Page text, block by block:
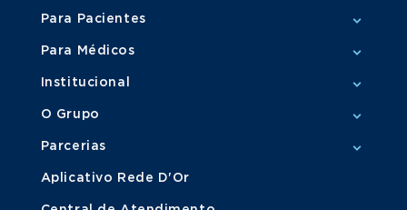
Para Pacientes
Para Médicos
Institucional
O Grupo
Parcerias
Aplicativo Rede D'Or